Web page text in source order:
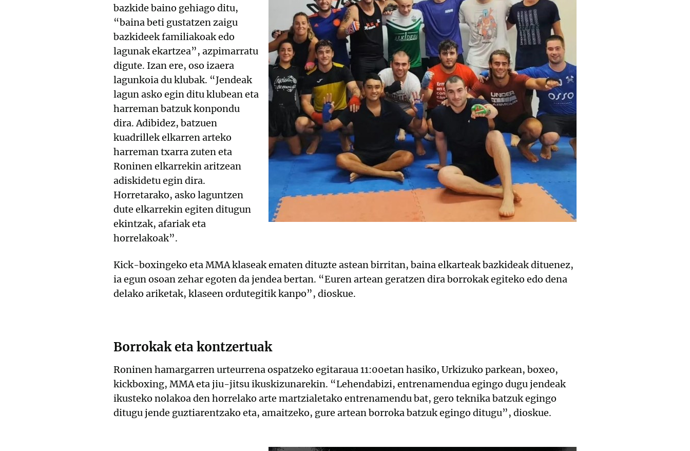
bazkide baino gehiago ditu,
“baina beti gustatzen zaigu
bazkideek familiakoak edo
lagunak ekartzea”, azpimarratu
digute. Izan ere, oso izaera
lagunkoia du klubak. “Jendeak
lagun asko egin ditu klubean eta
harreman batzuk konpondu
dira. Adibidez, batzuen
kuadrillek elkarren arteko
harreman txarra zuten eta
Roninen elkarrekin aritzean
adiskidetu egin dira.
Horretarako, asko laguntzen
dute elkarrekin egiten ditugun
ekintzak, afariak eta
horrelakoak”.
Kick-boxingeko eta MMA klaseak ematen dituzte astean birritan, baina elkarteak bazkideak dituenez,
ia egun osoan zehar egoten da jendea bertan. “Euren artean geratzen dira borrokak egiteko edo dena
delako ariketak, klaseen ordutegitik kanpo”, dioskue.
Borrokak eta kontzertuak
Roninen hamargarren urteurrena ospatzeko egitaraua 11:00etan hasiko, Urkizuko parkean, boxeo,
kickboxing, MMA eta jiu-jitsu ikuskizunarekin. “Lehendabizi, entrenamendua egingo dugu jendeak
ikusteko nolakoa den horrelako arte martzialetako entrenamendu bat, gero teknika batzuk egingo
ditugu jende guztiarentzako eta, amaitzeko, gure artean borroka batzuk egingo ditugu”, dioskue.